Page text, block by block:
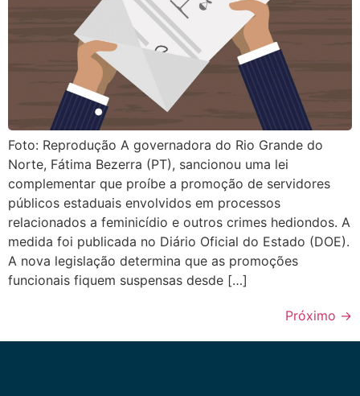
Foto: Reprodução A governadora do Rio Grande do
Norte, Fátima Bezerra (PT), sancionou uma lei
complementar que proíbe a promoção de servidores
públicos estaduais envolvidos em processos
relacionados a feminicídio e outros crimes hediondos. A
medida foi publicada no Diário Oficial do Estado (DOE).
A nova legislação determina que as promoções
funcionais fiquem suspensas desde […]
Próximo →